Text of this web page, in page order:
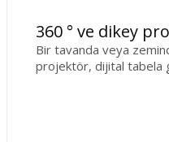
360 ° ve dikey
Bir tavanda veya
projektör, dijital tabela